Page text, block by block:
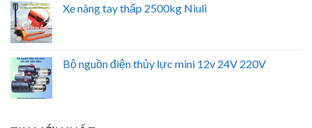
Xe nâng tay thấp 2500kg Niuli
Bộ nguồn điện thủy lực mini 12v 24V 220V